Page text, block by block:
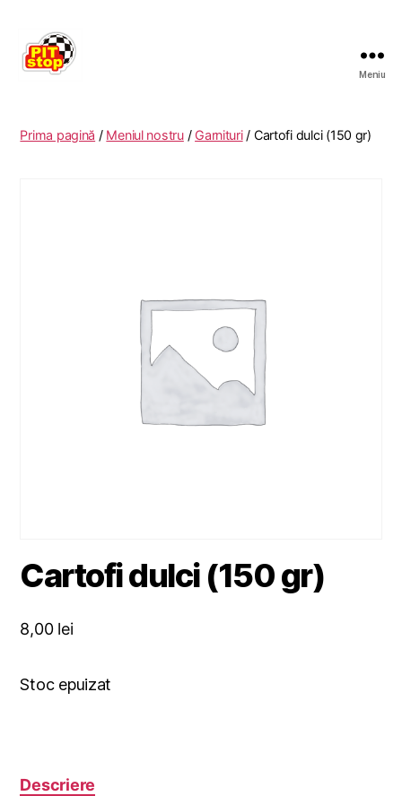
RASNOV
Meniu
Prima pagină / Meniul nostru/ Garnituri/ Cartofi dulci (150 gr)
Cartofi dulci (150 gr)
8,00 lei
Stoc epuizat
Descriere